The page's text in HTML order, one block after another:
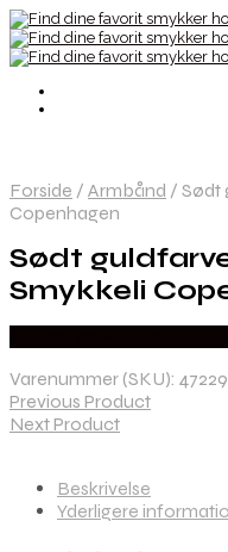
Forside / Armbånd / Sødt
Copenhagen
Sødt
Smykkeli
Varenummer (SKU):
Previous Product
Next Product
Beskrivelse
Yderligere